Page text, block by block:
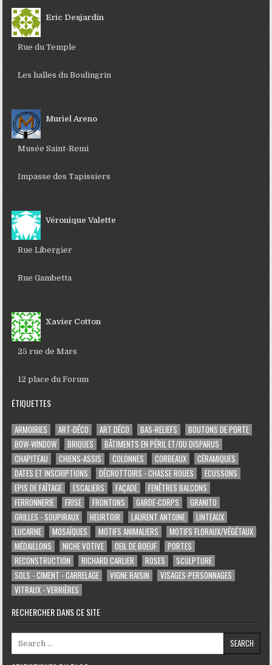
Eric Desjardin
Rue du Temple
Les halles du Boulingrin
Muriel Areno
Musée Saint-Remi
Impasse des Tapissiers
Véronique Valette
Rue Libergier
Rue Gambetta
Xavier Cotton
25 rue de Mars
12 place du Forum
ÉTIQUETTES
ARMOIRIES ART-DÉCO ART DÉCO BAS-RELIEFS
BOUTONS DE PORTE
BOW-WINDOW
BRIQUES
BÂTIMENTS EN PÉRIL ET/OU DISPARUS
CHAPITEAU
CHIENS-ASSIS COLONNES CORBEAUX
CÉRAMIQUES
DATES ET INSCRIPTIONS
DÉCROTTOIRS - CHASSE ROUES
ECUSSONS
EPIS DE FAÎTAGE
ESCALIERS FAÇADE
FENÊTRES BALCONS
FERRONNERIE
FRISE FRONTONS GARDE-CORPS
GRANITO
GRILLES - SOUPIRAUX
HEURTOIR LAURENT ANTOINE
LINTEAUX
LUCARNE
MOSAÏQUES MOTIFS ANIMALIERS
MOTIFS FLORAUX/VÉGÉTAUX
MÉDAILLONS
NICHE VOTIVE OEIL DE BOEUF
PORTES
RECONSTRUCTION
RICHARD CARLIER ROSES
SCULPTURE
SOLS - CIMENT - CARRELAGE
VIGNE RAISIN
VISAGES-PERSONNAGES
VITRAUX - VERRIÈRES
RECHERCHER DANS CE SITE